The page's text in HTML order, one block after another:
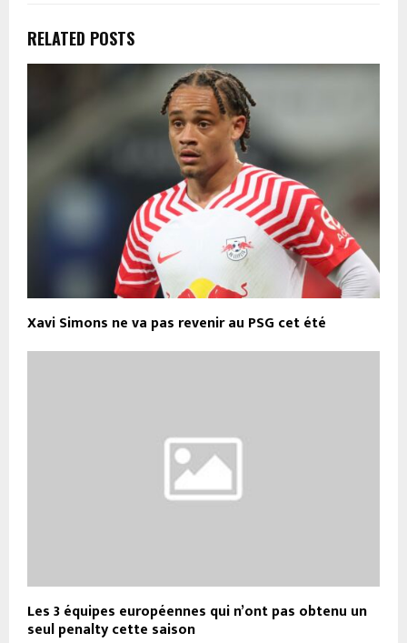
RELATED POSTS
Xavi Simons ne va pas revenir au PSG cet été
Les 3 équipes européennes qui n’ont pas obtenu un
seul penalty cette saison